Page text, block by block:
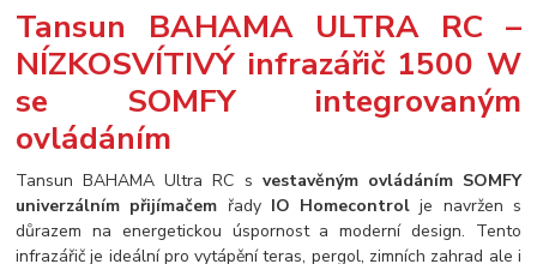
Tansun BAHAMA ULTRA RC –
NÍZKOSVÍTIVÝ infrazářič 1500 W
se SOMFY integrovaným
ovládáním
Tansun BAHAMA Ultra RC s vestavěným ovládáním SOMFY
univerzálním přijímačem řady IO Homecontrol je navržen s
důrazem na energetickou úspornost a moderní design. Tento
infrazářič je ideální pro vytápění teras, pergol, zimních zahrad ale i